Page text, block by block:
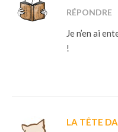
RÉPONDRE
Je n’en ai
!
LA TÊTE